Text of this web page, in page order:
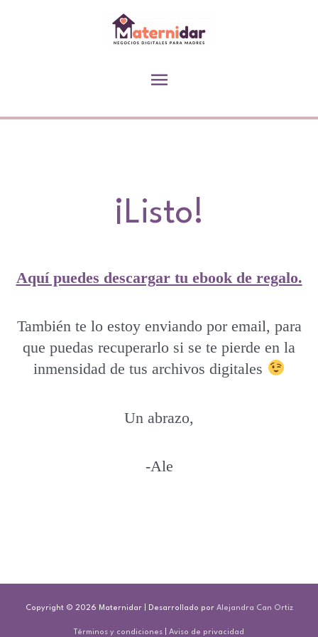
¡Listo!
Aquí puedes descargar tu ebook de regalo.
También te lo estoy enviando por email, para
que puedas recuperarlo si se te pierde en la
inmensidad de tus archivos digitales
Un abrazo,
-Ale
Copyright © 2026 Maternidar| Desarrollado por Alejandra Can Ortiz
Términos y condiciones Aviso de privacidad